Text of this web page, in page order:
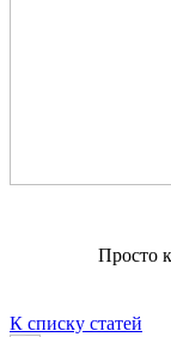
Просто
К списку статей